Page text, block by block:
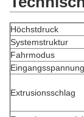
Höchstdruck
Systemstruktur
Fahrmodus
Eingangsspannung
Extrusionsschlag